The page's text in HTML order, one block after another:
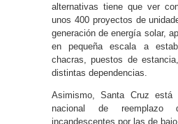
alternativas tiene que ver
unos 400 proyectos de
generación de energía solar,
en pequeña escala a
chacras, puestos de
distintas dependencias.
Asimismo, Santa Cruz
nacional de reemplazo
incandescentes por las de